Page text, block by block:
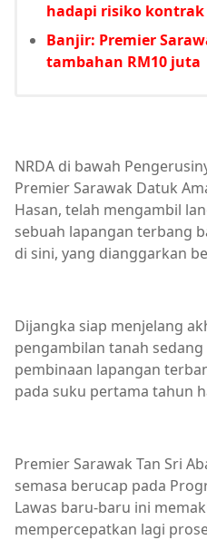
hadapi risiko
Banjir: Premier
tambahan RM10 juta
NRDA di bawah
Premier Sarawak Datuk
Hasan, telah mengambil
sebuah lapangan terbang
di sini, yang dianggarkan
Dijangka siap menjelang
pengambilan tanah
pembinaan lapangan
pada suku pertama tahun
Premier Sarawak Tan Sri
semasa berucap pada
Lawas baru-baru ini
mempercepatkan lagi